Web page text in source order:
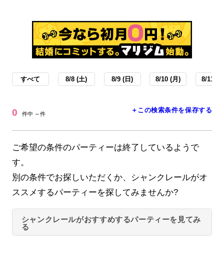
すべて 8/8 (土) 8/9 (日) 8/10 (月) 8/11 (
0 件中 ～件 ＋この検索条件を保存する
ご希望の条件のパーティーは終了しているようで
す。
別の条件でお探しいただくか、シャンクレールがオ
ススメするパーティーを探してみませんか?
シャンクレールがおすすめするパーティーを見てみ
る